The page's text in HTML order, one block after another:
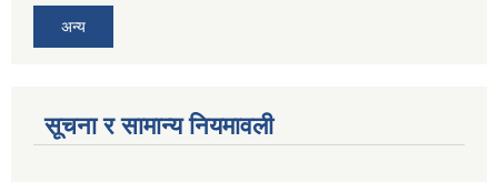
अन्य
सूचना र सामान्य नियमावली